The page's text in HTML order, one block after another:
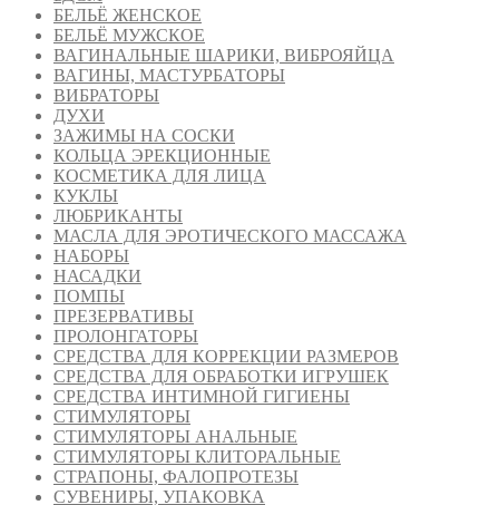
БЕЛЬЁ ЖЕНСКОЕ
БЕЛЬЁ МУЖСКОЕ
ВАГИНАЛЬНЫЕ ШАРИКИ, ВИБРОЯЙЦА
ВАГИНЫ, МАСТУРБАТОРЫ
ВИБРАТОРЫ
ДУХИ
ЗАЖИМЫ НА СОСКИ
КОЛЬЦА ЭРЕКЦИОННЫЕ
КОСМЕТИКА ДЛЯ ЛИЦА
КУКЛЫ
ЛЮБРИКАНТЫ
МАСЛА ДЛЯ ЭРОТИЧЕСКОГО МАССАЖА
НАБОРЫ
НАСАДКИ
ПОМПЫ
ПРЕЗЕРВАТИВЫ
ПРОЛОНГАТОРЫ
СРЕДСТВА ДЛЯ КОРРЕКЦИИ РАЗМЕРОВ
СРЕДСТВА ДЛЯ ОБРАБОТКИ ИГРУШЕК
СРЕДСТВА ИНТИМНОЙ ГИГИЕНЫ
СТИМУЛЯТОРЫ
СТИМУЛЯТОРЫ АНАЛЬНЫЕ
СТИМУЛЯТОРЫ КЛИТОРАЛЬНЫЕ
СТРАПОНЫ, ФАЛОПРОТЕЗЫ
СУВЕНИРЫ, УПАКОВКА